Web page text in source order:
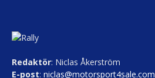
Redaktör: Niclas Åkerström
E-post: niclas@motorsport4sale.com